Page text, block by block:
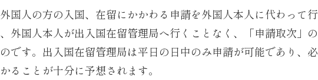
外国人の方の入国、在留にかかわる申請を外国人本人に代わっ
、外国人本人が出入国在留管理局へ行くことなく、「申請取次
です。出入国在留管理局は平日の日中のみ申請が可能であり、
ることが十分に予想されます。